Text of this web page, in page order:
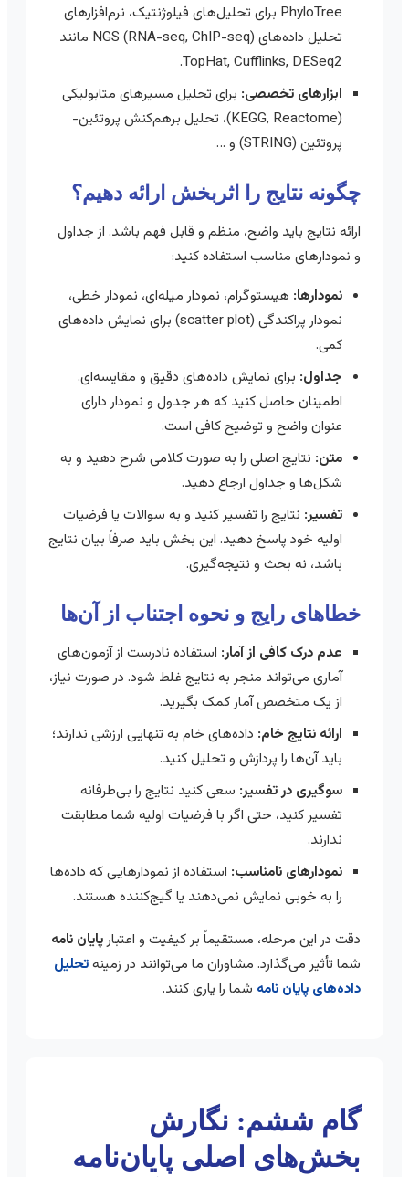
PhyloTree برای تحلیل‌های فیلوژنتیک، نرم‌افزارهای
تحلیل داده‌های NGS (RNA-seq, ChIP-seq) مانند
TopHat, Cufflinks, DESeq2.
ابزارهای تخصصی:برای تحلیل مسیرهای متابولیکی
(KEGG, Reactome)، تحلیل برهم‌کنش پروتئین-
پروتئین (STRING) و …
چگونه نتایج را اثربخش ارائه دهیم؟
ارائه نتایج باید واضح، منظم و قابل فهم باشد. از جداول
و نمودارهای مناسب استفاده کنید:
نمودارها:هیستوگرام، نمودار میله‌ای، نمودار خطی،
نمودار پراکندگی (scatter plot) برای نمایش داده‌های
جداول:برای نمایش داده‌های دقیق و مقایسه‌ای.
اطمینان حاصل کنید که هر جدول و نمودار دارای
عنوان واضح و توضیح کافی است.
متن: نتایج اصلی را به صورت کلامی شرح دهید و به
شکل‌ها و جداول ارجاع دهید.
تفسیر:نتایج را تفسیر کنید و به سوالات یا فرضیات
اولیه خود پاسخ دهید. این بخش باید صرفاً بیان نتایج
باشد، نه بحث و نتیجه‌گیری.
خطاهای رایج و نحوه اجتناب از آن‌ها
عدم درک کافی از آمار:استفاده نادرست از آزمون‌های
آماری می‌تواند منجر به نتایج غلط شود. در صورت نیاز،
از یک متخصص آمار کمک بگیرید.
ارائه نتایج خام: داده‌های خام به تنهایی ارزشی ندارند؛
باید آن‌ها را پردازش و تحلیل کنید.
سوگیری در تفسیر:سعی کنید نتایج را بی‌طرفانه
تفسیر کنید، حتی اگر با فرضیات اولیه شما مطابقت
ندارند.
نمودارهای نامناسب:استفاده از نمودارهایی که داده‌ها
را به خوبی نمایش نمی‌دهند یا گیج‌کننده هستند.
دقت در این مرحله، مستقیماً بر کیفیت و اعتبارپایان نامه
شما تأثیر می‌گذارد. مشاوران ما می‌توانند در زمینهتحلیل
داده‌های پایان نامهشما را یاری کنند.
گام ششم: نگارش
بخش‌های اصلی پایان‌نامه